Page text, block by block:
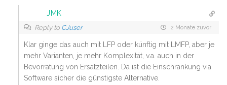
JMK
Reply to CJuser 2 Monate zuvor
Klar ginge das auch mit LFP oder künftig mit LMFP, aber je
mehr Varianten, je mehr Komplexität, v.a. auch in der
Bevorratung von Ersatzteilen. Da ist die Einschränkung via
Software sicher die günstigste Alternative.